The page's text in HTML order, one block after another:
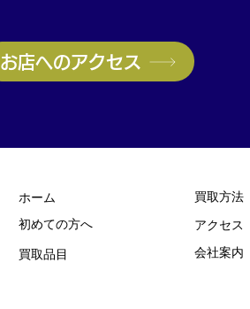
お店へのアクセス
ホーム
初めての方​へ
買取品目
買取方法
​アクセス
​会社案内